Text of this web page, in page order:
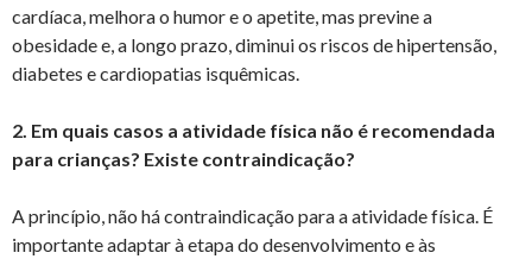
cardíaca, melhora o humor e o apetite, mas previne a
obesidade e, a longo prazo, diminui os riscos de hipertensão,
diabetes e cardiopatias isquêmicas.
2. Em quais casos a atividade física não é recomendada
para crianças? Existe contraindicação?
A princípio, não há contraindicação para a atividade física. É
importante adaptar à etapa do desenvolvimento e às